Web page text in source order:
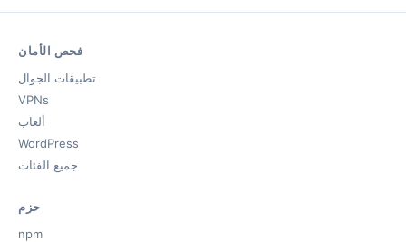
فحص الأمان
تطبيقات الجوال
VPNs
ألعاب
WordPress
جميع الفئات
حزم
npm